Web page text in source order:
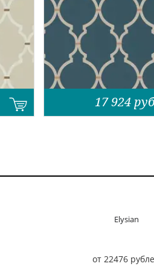
17 924
Elysian
от 22476